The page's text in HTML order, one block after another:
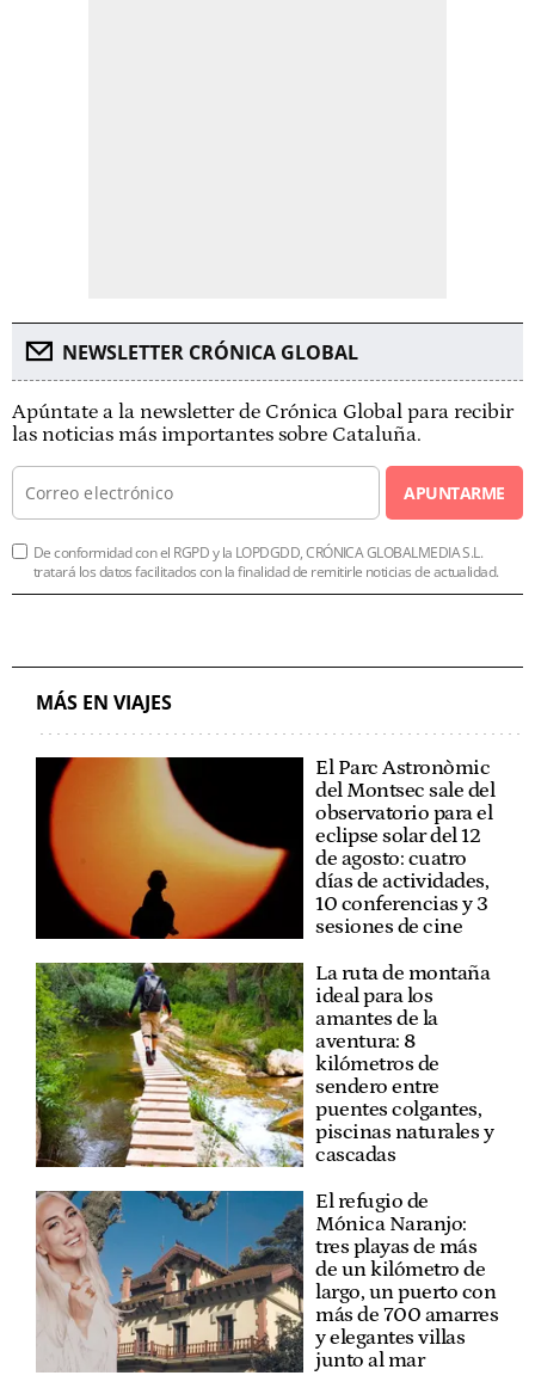
NEWSLETTER CRÓNICA GLOBAL
Apúntate a la newsletter de Crónica Global para recibir
las noticias más importantes sobre Cataluña.
APUNTARME
De conformidad con el RGPD y la LOPDGDD, CRÓNICA GLOBALMEDIA S.L.
tratará los datos facilitados con la finalidad de remitirle noticias de actualidad.
MÁS EN VIAJES
El Parc Astronòmic
del Montsec sale del
observatorio para el
eclipse solar del 12
de agosto: cuatro
días de actividades,
10 conferencias y 3
sesiones de cine
La ruta de montaña
ideal para los
amantes de la
aventura: 8
kilómetros de
sendero entre
puentes colgantes,
piscinas naturales y
cascadas
El refugio de
Mónica Naranjo:
tres playas de más
de un kilómetro de
largo, un puerto con
más de 700 amarres
y elegantes villas
junto al mar